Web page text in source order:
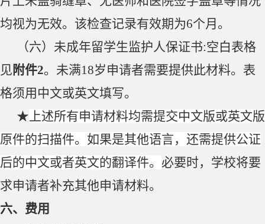
均视为无效。该检查记录有效期为6个月。
（六）未成年留学生监护人保证书:空白表格
见 附件2。未满18岁申请者需要提供此材料。 表
格须用中文或英文填写。
★ 上述所有申请材料均需提交中文版或英文版
原件的扫描件。如果是其他语言，还需提供公证
后的中文或者英文的翻译件。 必要时，学校将要
求申请者补充其他申请材料。
六、费用